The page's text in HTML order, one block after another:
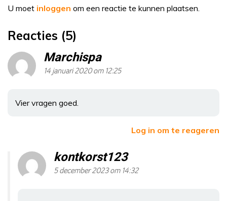
U moet inloggen om een reactie te kunnen plaatsen.
Reacties (5)
Marchispa
14 januari 2020 om 12:25
Vier vragen goed.
Log in om te reageren
kontkorst123
5 december 2023 om 14:32